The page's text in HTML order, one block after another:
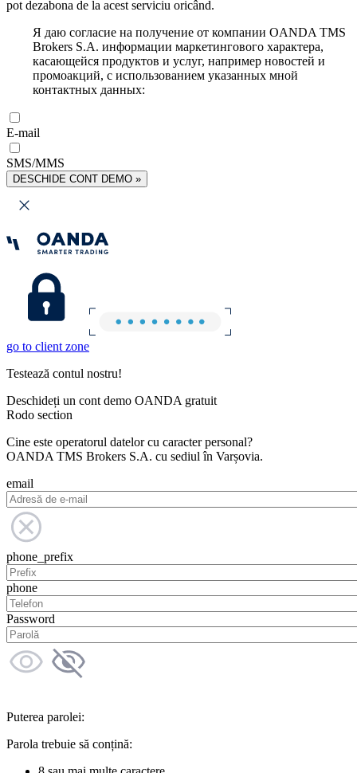
pot dezabona de la acest serviciu oricând.
Я даю согласие на получение от компании OANDA TMS
Brokers S.A. информации маркетингового характера,
касающейся продуктов и услуг, например новостей и
промоакций, с использованием указанных мной
контактных данных:
E-mail
SMS/MMS
DESCHIDE CONT DEMO »
go to client zone
Testează contul nostru!
Deschideți un cont demo OANDA gratuit
Rodo section
Cine este operatorul datelor cu caracter personal?
OANDA TMS Brokers S.A. cu sediul în Varșovia.
email
phone_prefix
phone
Password
Puterea parolei:
Parola trebuie să conțină: